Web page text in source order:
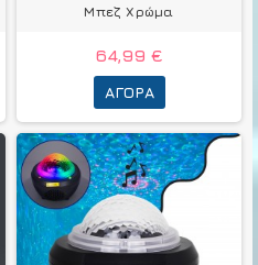
Μπεζ Χρώμα
64,99 €
ΑΓΟΡΆ